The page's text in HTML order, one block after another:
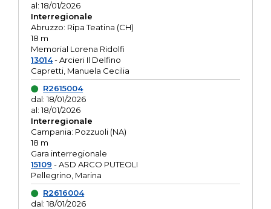
al: 18/01/2026
Interregionale
Abruzzo: Ripa Teatina (CH)
18 m
Memorial Lorena Ridolfi
13014- Arcieri Il Delfino
Capretti, Manuela Cecilia
R2615004
dal: 18/01/2026
al: 18/01/2026
Interregionale
Campania: Pozzuoli (NA)
18 m
Gara interregionale
15109 - ASD ARCO PUTEOLI
Pellegrino, Marina
R2616004
dal: 18/01/2026